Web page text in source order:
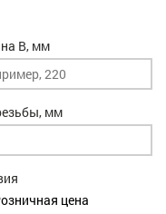
B, мм
мм
цена